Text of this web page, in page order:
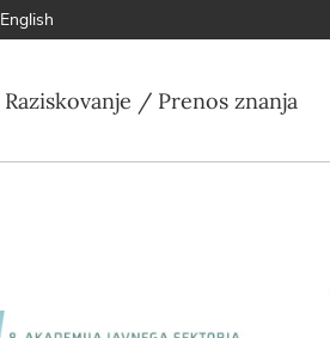
English
Raziskovanje / Prenos znanja